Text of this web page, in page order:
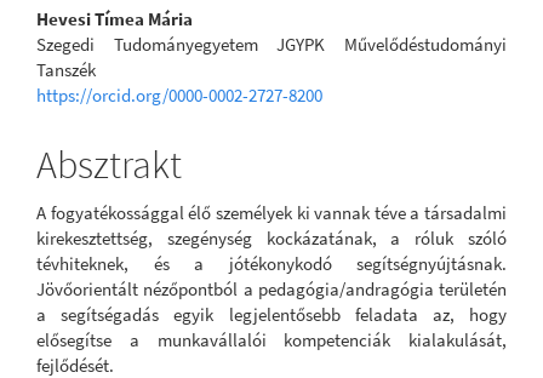
Main
Article
Content
Hevesi Tímea Mária
Szegedi Tudományegyetem JGYPK Művelődéstudományi
Tanszék
https://orcid.org/0000-0002-2727-8200
Absztrakt
A fogyatékossággal élő személyek ki vannak téve a társadalmi
kirekesztettség, szegénység kockázatának, a róluk szóló
tévhiteknek, és a jótékonykodó segítségnyújtásnak.
Jövőorientált nézőpontból a pedagógia/andragógia területén
a segítségadás egyik legjelentősebb feladata az, hogy
elősegítse a munkavállalói kompetenciák kialakulását,
fejlődését.